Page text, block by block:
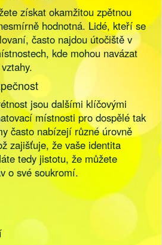
získat okamžitou zpětnou
hodnotná. Lidé, kteří se
často najdou útočiště v
kde mohou navázat
jsou dalšími klíčovými
místnosti pro dospělé tak
často nabízejí různé úrovně
zajišťuje, že vaše identita
tedy jistotu, že můžete
o své soukromí.